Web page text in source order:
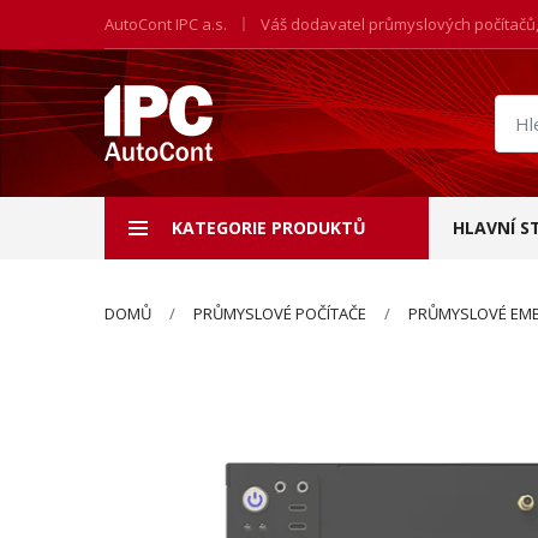
AutoCont IPC a.s. Váš dodavatel průmyslových
KATEGORIE PRODUKTŮ HLAVNÍ
DOMŮ PRŮMYSLOVÉ POČÍTAČE PRŮMYSLOVÉ